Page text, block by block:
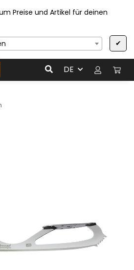
Preise und Artikel für deinen
✔
DE